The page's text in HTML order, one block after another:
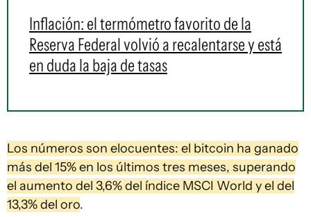
Inflación: el termómetro favorito de la
Reserva Federal volvió a recalentarse y está
en duda la baja de tasas
Los números son elocuentes: el bitcoin ha ganado
más del 15% en los últimos tres meses, superando
el aumento del 3,6% del índice MSCI World y el del
13,3% del oro.